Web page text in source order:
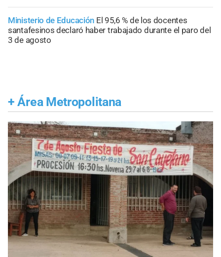
Ministerio de Educación El 95,6 % de los docentes
santafesinos declaró haber trabajado durante el paro del
3 de agosto
+ Área Metropolitana